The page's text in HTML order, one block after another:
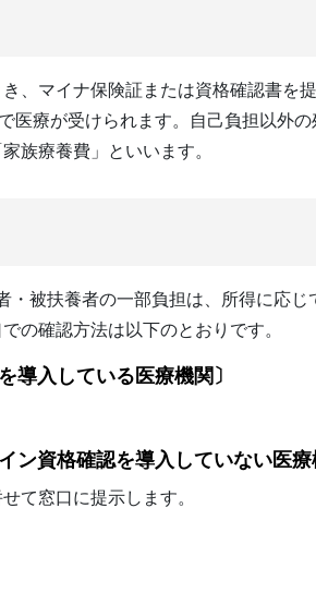
、マイナ保険証または資格確認書を
医療が受けられます。自己負担以外
族療養費」といいます。
被扶養者の一部負担は、所得に応じ
の確認方法は以下のとおりです。
入している医療機関〕
資格確認を導入していない医療
て窓口に提示します。